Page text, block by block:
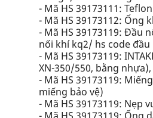
- Mã HS 39173111:
- Mã HS 39173112: Ống
- Mã HS 39173119: Đầu
nối khí kq2/ hs code đầu
- Mã HS 39173119:
XN-350/550, bằng
- Mã HS 39173119:
miếng bảo vệ)
- Mã HS 39173119: Nẹp